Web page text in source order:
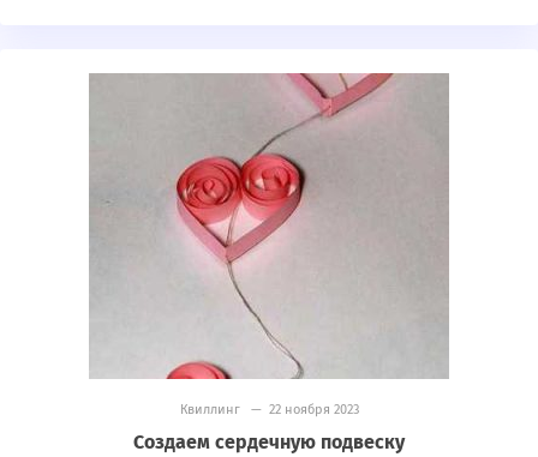
Квиллинг— 22 ноября 2023
Создаем сердечную подвеску